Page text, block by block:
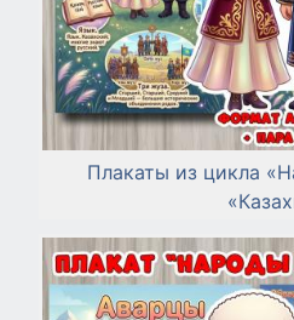
Плакаты из цикла